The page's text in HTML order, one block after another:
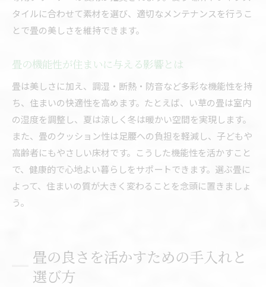
タイルに合わせて素材を選び、適切なメンテナンスを行うこ
とで畳の美しさを維持できます。
畳の機能性が住まいに与える影響とは
畳は美しさに加え、調湿・断熱・防音など多彩な機能性を持
ち、住まいの快適性を高めます。たとえば、い草の畳は室内
の湿度を調整し、夏は涼しく冬は暖かい空間を実現します。
また、畳のクッション性は足腰への負担を軽減し、子どもや
高齢者にもやさしい床材です。こうした機能性を活かすこと
で、健康的で心地よい暮らしをサポートできます。選ぶ畳に
よって、住まいの質が大きく変わることを念頭に置きましょ
う。
畳の良さを活かすための手入れと
選び方